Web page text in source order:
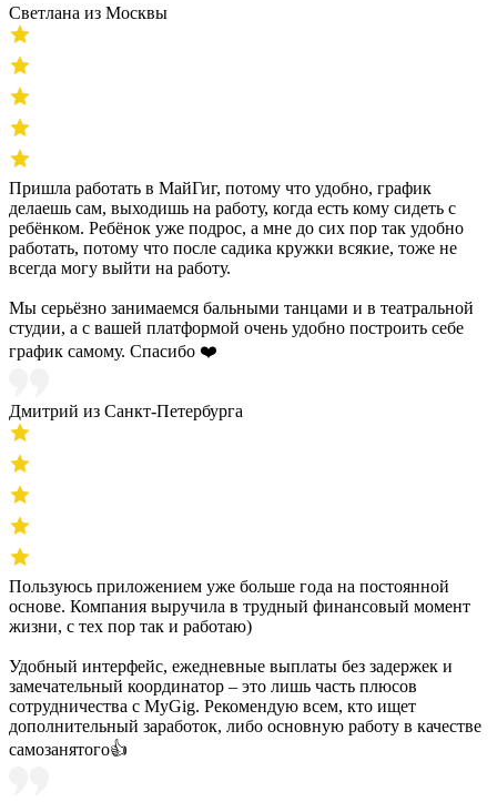
Светлана из Москвы
Пришла работать в МайГиг, потому что удобно, график
делаешь сам, выходишь на работу, когда есть кому сидеть с
ребёнком. Ребёнок уже подрос, а мне до сих пор так удобно
работать, потому что после садика кружки всякие, тоже не
всегда могу выйти на работу.
Мы серьёзно занимаемся бальными танцами и в театральной
студии, а с вашей платформой очень удобно построить себе
график самому. Спасибо ❤️
Дмитрий из Санкт-Петербурга
Пользуюсь приложением уже больше года на постоянной
основе. Компания выручила в трудный финансовый момент
жизни, с тех пор так и работаю)
Удобный интерфейс, ежедневные выплаты без задержек и
замечательный координатор – это лишь часть плюсов
сотрудничества с MyGig. Рекомендую всем, кто ищет
дополнительный заработок, либо основную работу в качестве
самозанятого👍